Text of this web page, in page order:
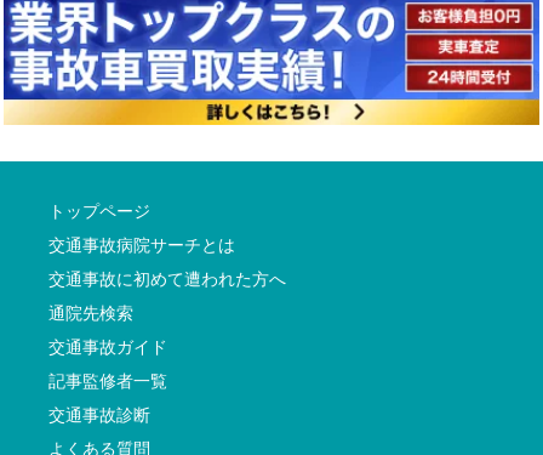
トップページ
交通事故病院サーチとは
交通事故に初めて遭われた方へ
通院先検索
交通事故ガイド
記事監修者一覧
交通事故診断
よくある質問